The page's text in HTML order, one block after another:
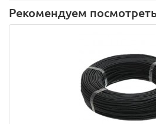
Рекомендуем